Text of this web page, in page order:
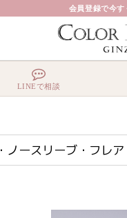
会員登録で今
LINEで相談
ースリーブ・フレア・ミニ
スリーブ・フレア